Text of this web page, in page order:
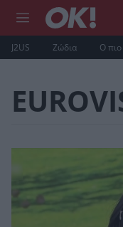
J2US Ζώδια Ο πιο